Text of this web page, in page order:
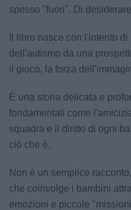
spesso "fuori". Di
Il libro nasce con l'intento
dell'autismo da una
il gioco, la forza
È una storia delicata e
fondamentali come
squadra e il diritto di ogni
ciò che è.
Non è un semplice
che coinvolge i bambini
emozioni e piccole